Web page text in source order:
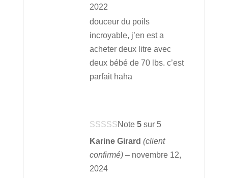
2022
douceur du poils
incroyable, j’en est a
acheter deux litre avec
deux bébé de 70 lbs. c’est
parfait haha
Note 5sur 5
Karine Girard (client
confirmé) – novembre 12,
2024